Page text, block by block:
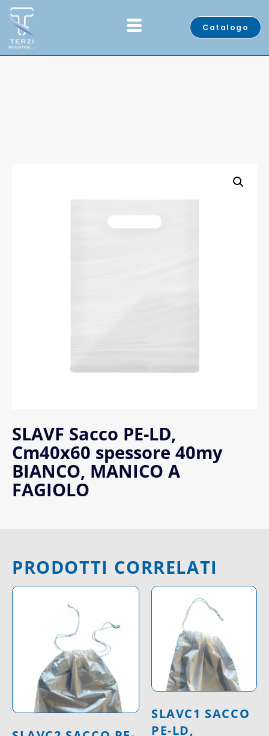
Catalogo
SLAVF Sacco PE-LD,
Cm40x60 spessore 40my
BIANCO, MANICO A
FAGIOLO
PRODOTTI CORRELATI
SLAVC1 SACCO
PE-LD,